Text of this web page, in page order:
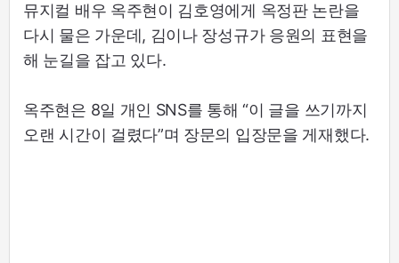
뮤지컬 배우 옥주현이 김호영에게 옥정판 논란을
다시 물은 가운데, 김이나 장성규가 응원의 표현을
해 눈길을 잡고 있다.
옥주현은 8일 개인 SNS를 통해 “이 글을 쓰기까지
오랜 시간이 걸렸다”며 장문의 입장문을 게재했다.